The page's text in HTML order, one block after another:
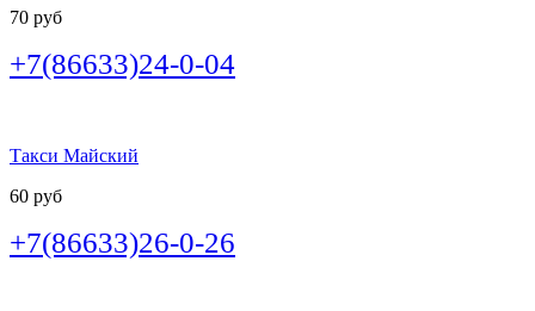
70 руб
+7(86633)24-0-04
Такси Майский
60 руб
+7(86633)26-0-26